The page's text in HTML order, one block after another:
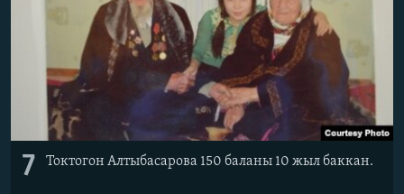
7 Токтогон Алтыбасарова 150 баланы 10 жыл баккан.